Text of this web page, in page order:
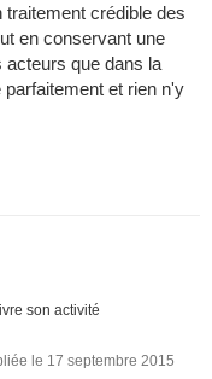
traitement crédible des
en conservant une
acteurs que dans la
et rien n'y
son activité
le 17 septembre 2015